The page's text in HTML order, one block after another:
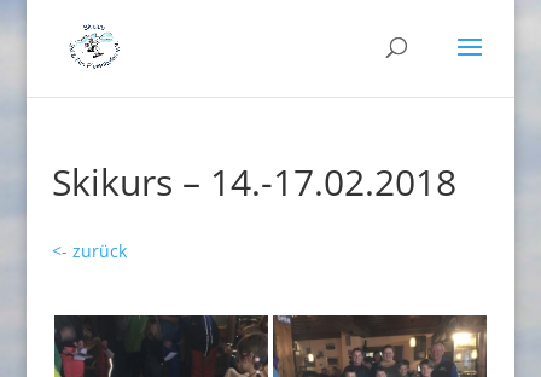
Skikurs – 14.-17.02.2018
<- zurück